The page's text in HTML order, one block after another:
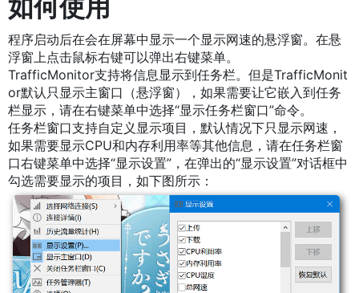
如何使用
程序启动后在会在屏幕中显示一个显示网速的悬浮窗。在悬
浮窗上点击鼠标右键可以弹出右键菜单。
TrafficMonitor支持将信息显示到任务栏。但是TrafficMonit
or默认只显示主窗口（悬浮窗），如果需要让它嵌入到任务
栏显示，请在右键菜单中选择“显示任务栏窗口”命令。
任务栏窗口支持自定义显示项目，默认情况下只显示网速，
如果需要显示CPU和内存利用率等其他信息，请在任务栏窗
口右键菜单中选择“显示设置”，在弹出的“显示设置”对话框中
勾选需要显示的项目，如下图所示：